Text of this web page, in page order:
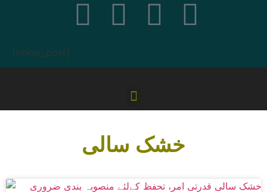
[ticker_post]
خشک سالی